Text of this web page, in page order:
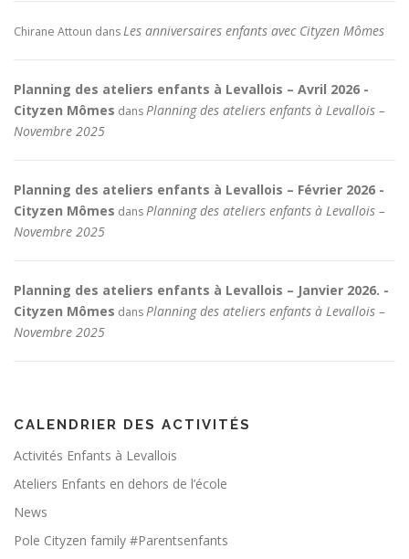
Chirane Attoun dansLes anniversaires enfants avec Cityzen Mômes
Planning des ateliers enfants à Levallois – Avril 2026 -
Cityzen Mômes dansPlanning des ateliers enfants à Levallois –
Novembre 2025
Planning des ateliers enfants à Levallois – Février 2026 -
Cityzen Mômes dansPlanning des ateliers enfants à Levallois –
Novembre 2025
Planning des ateliers enfants à Levallois – Janvier 2026. -
Cityzen Mômes dansPlanning des ateliers enfants à Levallois –
Novembre 2025
CALENDRIER DES ACTIVITÉS
Activités Enfants à Levallois
Ateliers Enfants en dehors de l’école
News
Pole Cityzen family #Parentsenfants